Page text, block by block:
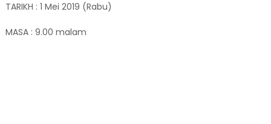
TARIKH : 1 Mei 2019 (Rabu)
MASA : 9.00 malam